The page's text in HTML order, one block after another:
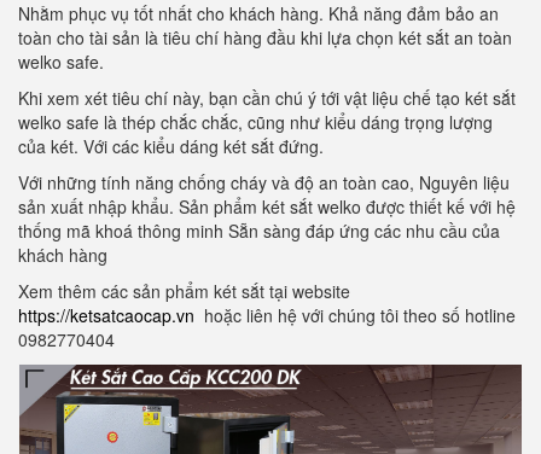
Nhằm phục vụ tốt nhất cho khách hàng. Khả năng đảm bảo an
toàn cho tài sản là tiêu chí hàng đầu khi lựa chọn két sắt an toàn
welko safe.
Khi xem xét tiêu chí này, bạn cần chú ý tới vật liệu chế tạo két sắt
welko safe là thép chắc chắc, cũng như kiểu dáng trọng lượng
của két. Với các kiểu dáng két sắt đứng.
Với những tính năng chống cháy và độ an toàn cao, Nguyên liệu
sản xuất nhập khẩu. Sản phẩm két sắt welko được thiết kế với hệ
thống mã khoá thông minh Sẵn sàng đáp ứng các nhu cầu của
khách hàng
Xem thêm các sản phẩm két sắt tại website
https://ketsatcaocap.vn hoặc liên hệ với chúng tôi theo số hotline
0982770404